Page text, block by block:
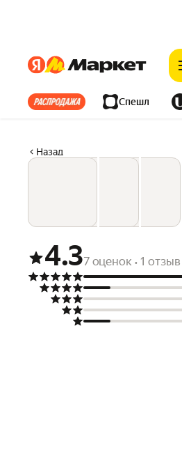
ЯндексЯндекс
Все хиты Спешл
Назад
4.37 оценок • 1 отзыв